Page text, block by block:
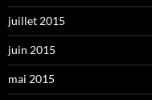
juillet 2015
juin 2015
mai 2015